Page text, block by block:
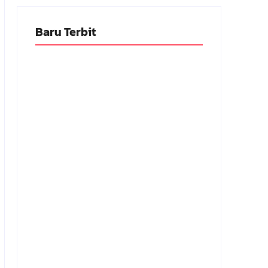
Baru Terbit